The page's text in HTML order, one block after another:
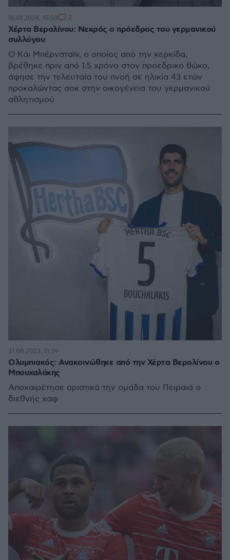
Χέρτα Βερολίνου: Νεκρός ο πρόεδρος του γερμανικού
συλλόγου
Ο Κάι Μπέρνσταϊν, ο οποίος από την κερκίδα,
βρέθηκε πριν από 1.5 χρόνο στον προεδρικό θώκο,
άφησε την τελευταία του πνοή σε ηλικία 43 ετών
προκαλώντας σοκ στην οικογένεια του γερμανικού
αθλητισμού
16.01.2024, 15:50 2
Ολυμπιακός: Ανακοινώθηκε από την Χέρτα Βερολίνου ο
Μπουχαλάκης
Αποχαιρέτησε οριστικά την ομάδα του Πειραιά ο
διεθνής χαφ
31.08.2023, 11:59